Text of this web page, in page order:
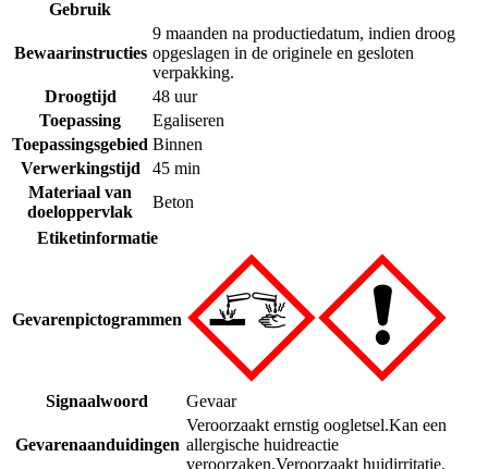
Gebruik
Bewaarinstructies
9 maanden na productiedatum, indien droog
opgeslagen in de originele en gesloten
verpakking.
Droogtijd
48 uur
Toepassing
Egaliseren
Toepassingsgebied Binnen
Verwerkingstijd
45 min
Materiaal van
doeloppervlak
Beton
Etiketinformatie
Gevarenpictogrammen
Signaalwoord Gevaar
Gevarenaanduidingen
Veroorzaakt ernstig oogletsel.Kan een
allergische huidreactie
veroorzaken.Veroorzaakt huidirritatie.